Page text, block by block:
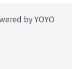
by YOYO